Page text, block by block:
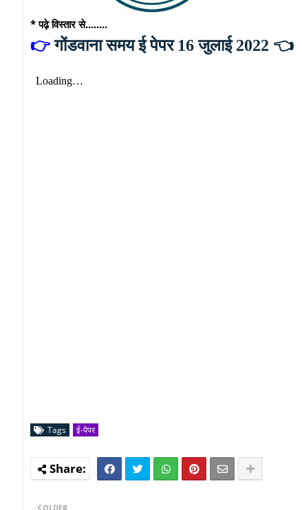
* पढ़े विस्तार से........
👉गोंडवाना समय ई पेपर 16 जुलाई 2022 👈
Tags ई-पेपर
OLDER